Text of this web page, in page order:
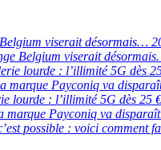
viserait désormais…
Belgium viserait
lourde : l’illimité 5G dès
marque Payconiq va
lourde : l’illimité 5G dès 25
marque Payconiq va
possible : voici comment